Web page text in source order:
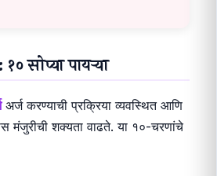
१० सोप्या पायऱ्या
अर्ज करण्याची प्रक्रिया व्यवस्थित आणि
मंजुरीची शक्यता वाढते. या १०-चरणांचे